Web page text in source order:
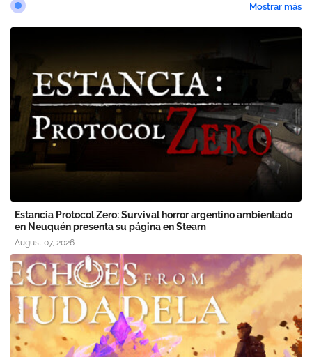
Mostrar más
Estancia Protocol Zero: Survival horror argentino ambientado
en Neuquén presenta su página en Steam
August 07, 2026